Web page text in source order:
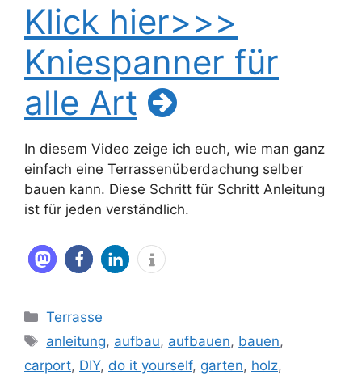
Klick hier>>>
Kniespanner für
alle Art
In diesem Video zeige ich euch, wie man ganz
einfach eine Terrassenüberdachung selber
bauen kann. Diese Schritt für Schritt Anleitung
ist für jeden verständlich.
Kategorien
Terrasse
Schlagwörter
anleitung, aufbau, aufbauen, bauen,
carport, DIY, do it yourself, garten, holz,